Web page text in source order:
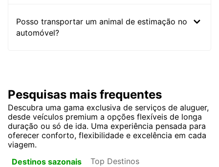
Posso transportar um animal de estimação no
automóvel?
Pesquisas mais frequentes
Descubra uma gama exclusiva de serviços de aluguer,
desde veículos premium a opções flexíveis de longa
duração ou só de ida. Uma experiência pensada para
oferecer conforto, flexibilidade e excelência em cada
viagem.
Destinos sazonais
Top Destinos